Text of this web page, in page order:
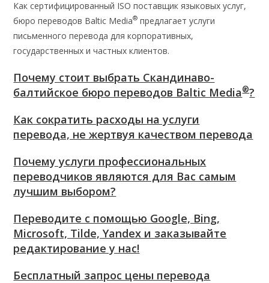
Как сертифицированный ISO поставщик языковых услуг,
бюро переводов Baltic Media® предлагает услуги
письменного перевода для корпоративных,
государственных и частных клиентов.
Почему стоит выбрать Скандинаво-
балтийское бюро переводов Baltic Media®?
Как сократить расходы на услуги
перевода, не жертвуя качеством перевода
Почему услуги профессиональных
переводчиков являются для Вас самым
лучшим выбором?
Переводите с помощью Google, Bing,
Microsoft, Tilde, Yandex и заказывайте
редактирование у нас!
Бесплатный запрос цены перевода